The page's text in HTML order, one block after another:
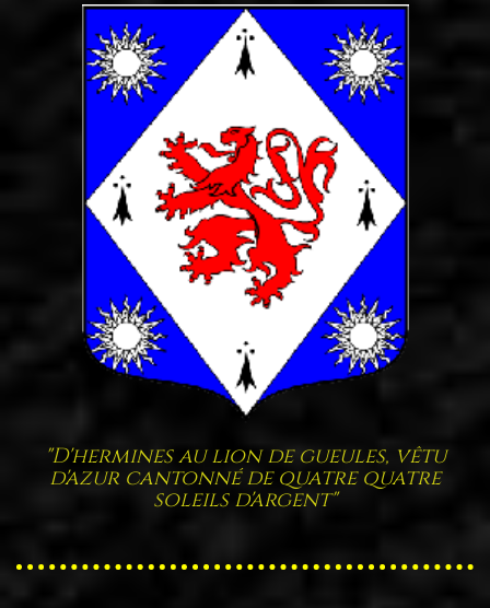
"D'hermines au lion de gueules, vêtu
d'azur cantonné de quatre quatre
soleils d'argent"